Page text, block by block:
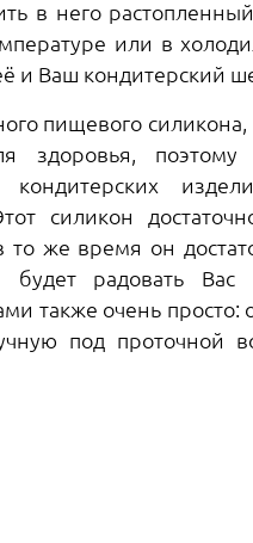
в него
или в
и Ваш кондитерский
пищевого
здоровья, поэтому
кондитерских
силикон
то же время он
будет радовать
также очень просто:
под проточной